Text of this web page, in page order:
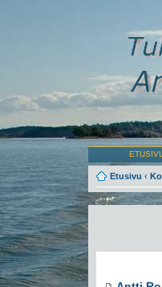
Etusivu ‹